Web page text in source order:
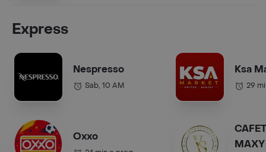
Express
Nespresso
Sab, 10 AM
Oxxo
Ksa
29